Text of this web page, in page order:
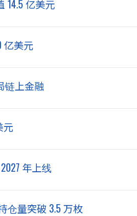
14.5 亿美元
亿美元
链上金融
元
年上线
仓量突破 3.5 万枚